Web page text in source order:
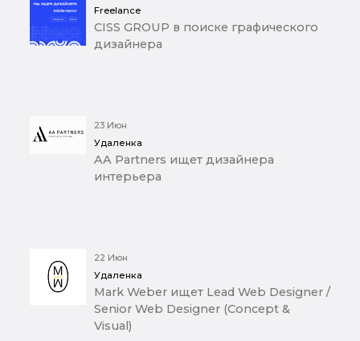
Freelance
CISS GROUP в поиске графического
дизайнера
23 Июн
Удаленка
AA Partners ищет дизайнера
интерьера
22 Июн
Удаленка
Mark Weber ищет Lead Web Designer /
Senior Web Designer (Concept &
Visual)